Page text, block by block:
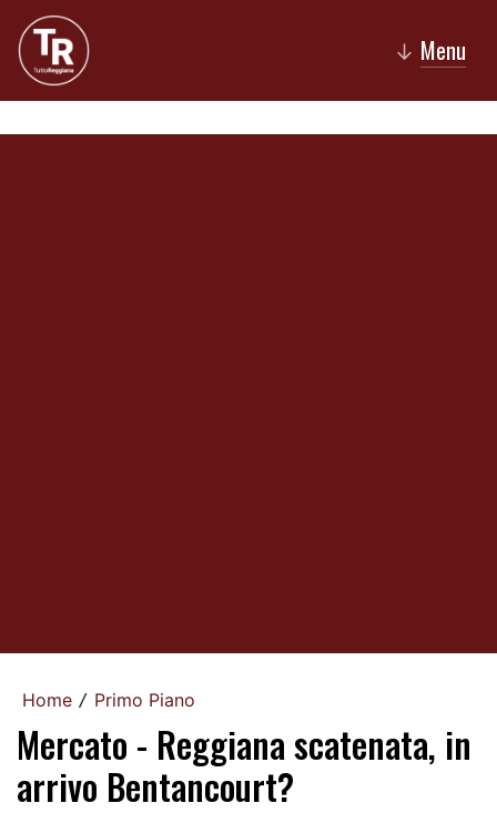
↓ Menu
Home / Primo Piano
Mercato - Reggiana scatenata, in
arrivo Bentancourt?